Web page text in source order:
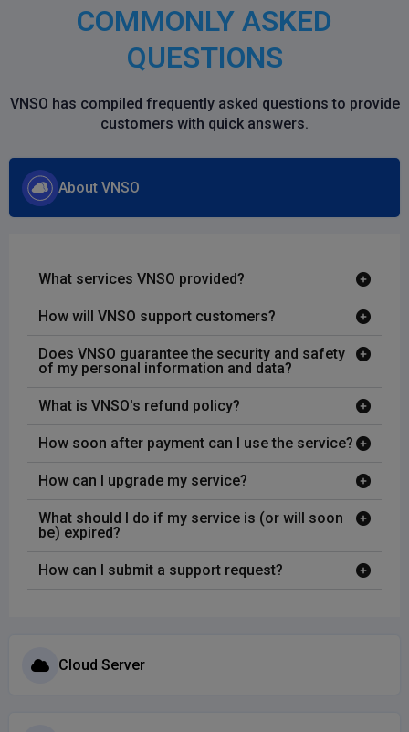
COMMONLY ASKED
QUESTIONS
VNSO has compiled frequently asked questions to provide
customers with quick answers.
About VNSO
What services VNSO provided?
How will VNSO support customers?
Does VNSO guarantee the security and safety
of my personal information and data?
What is VNSO's refund policy?
How soon after payment can I use the service?
How can I upgrade my service?
What should I do if my service is (or will soon
be) expired?
How can I submit a support request?
Cloud Server